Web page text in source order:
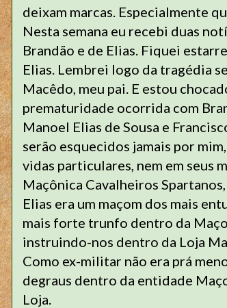
deixam marcas. Especialmente
Nesta semana eu recebi duas
Brandão e de Elias. Fiquei
Elias. Lembrei logo da tragédia
Macêdo, meu pai. E estou
prematuridade ocorrida com
Manoel Elias de Sousa e
serão esquecidos jamais por
vidas particulares, nem em seus
Maçônica Cavalheiros
Elias era um maçom dos mais
mais forte trunfo dentro da
instruindo-nos dentro da Loja
Como ex-militar não era prá
degraus dentro da entidade
Loja.